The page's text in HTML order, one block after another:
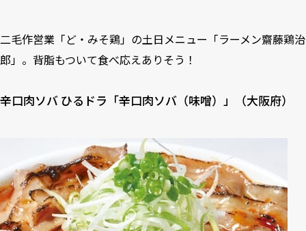
二毛作営業「ど・みそ鶏」の土日メニュー「ラーメン齋藤鶏治
郎」。背脂もついて食べ応えありそう！
辛口肉ソバ ひるドラ「辛口肉ソバ（味噌）」（大阪府）